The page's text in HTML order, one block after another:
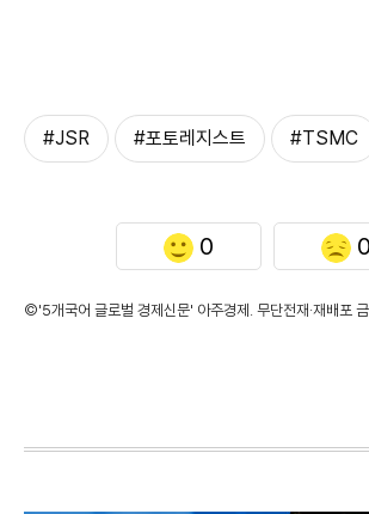
#JSR #포토레지스트 #TSMC
0 0
©'5개국어 글로벌 경제신문' 아주경제. 무단전재·재배포 금